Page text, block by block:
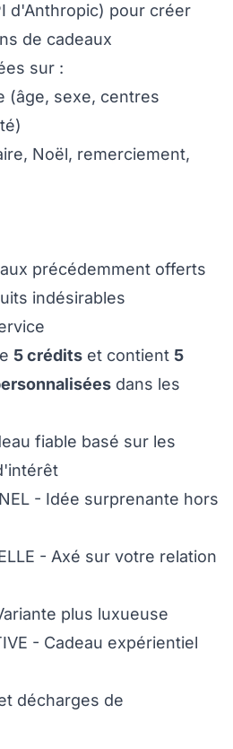
d'Anthropic) pour créer
de cadeaux
sur :
(âge, sexe, centres
Noël, remerciement,
précédemment offerts
indésirables
5 crédits et contient 5
dans les
fiable basé sur les
- Idée surprenante hors
- Axé sur votre relation
plus luxueuse
- Cadeau expérientiel
décharges de